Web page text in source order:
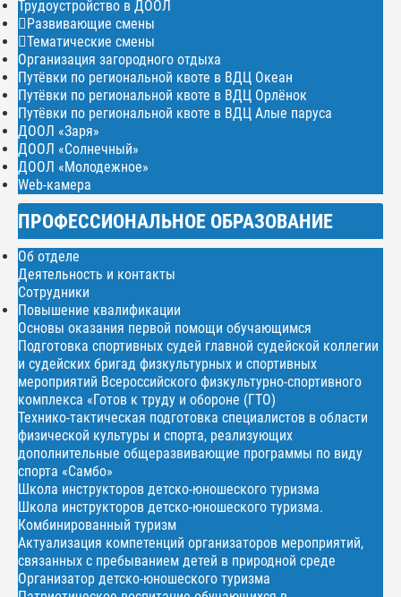
Трудоустройство в ДООЛ
Развивающие смены
Тематические смены
Организация загородного отдыха
Путёвки по региональной квоте в ВДЦ Океан
Путёвки по региональной квоте в ВДЦ Орлёнок
Путёвки по региональной квоте в ВДЦ Алые паруса
ДООЛ «Заря»
ДООЛ «Солнечный»
ДООЛ «Молодежное»
Web-камера
ПРОФЕССИОНАЛЬНОЕ ОБРАЗОВАНИЕ
Об отделе
Деятельность и контакты
Сотрудники
Повышение квалификации
Основы оказания первой помощи обучающимся
Подготовка спортивных судей главной судейской коллегии
и судейских бригад физкультурных и спортивных
мероприятий Всероссийского физкультурно-спортивного
комплекса «Готов к труду и обороне (ГТО)
Технико-тактическая подготовка специалистов в области
физической культуры и спорта, реализующих
дополнительные общеразвивающие программы по виду
спорта «Самбо»
Школа инструкторов детско-юношеского туризма
Школа инструкторов детско-юношеского туризма.
Комбинированный туризм
Актуализация компетенций организаторов мероприятий,
связанных с пребыванием детей в природной среде
Организатор детско-юношеского туризма